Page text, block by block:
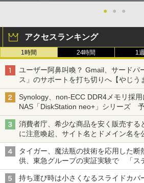
● ● ●
アクセスランキング
1時間 24時間 1
ユーザー阿鼻叫喚？ Gmail、サードパ
ス」のサポートを打ち切りへ【やじう
Synology、non-ECC DDR4メモリ採
NAS「DiskStation neo+」シリーズ 予
ECCメモリへのアップグレードも可能
消費者庁、希少な商品を安く販売する
に注意喚起、サイト名とドメイン名
タイガー、魔法瓶の技術を応用した断
供、東急グループの実証実験で 「ス
ル TIVIP」
持ち運び時は小さくなるスライドカバ